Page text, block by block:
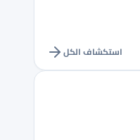
استكشاف الكل